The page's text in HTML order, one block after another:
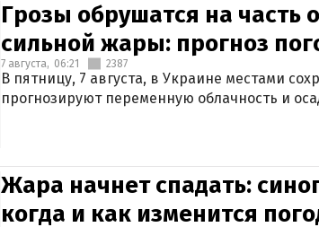
Грозы обрушатся на часть
сильной жары: прогноз
7 августа, 06:21 2387
В пятницу, 7 августа, в Украине местами
прогнозируют переменную облачность и
Жара начнет спадать:
когда и как изменится